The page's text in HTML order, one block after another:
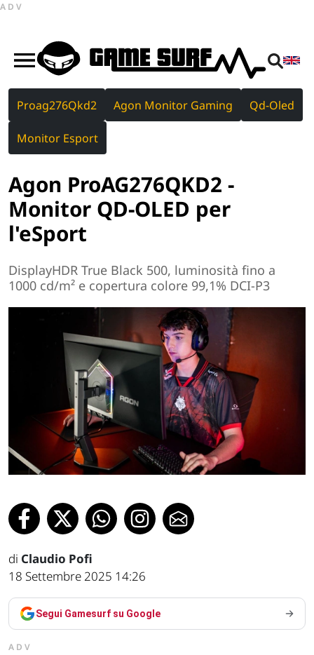
ADV
Proag276Qkd2 Agon Monitor Gaming Qd-Oled
Monitor Esport
Agon ProAG276QKD2 -
Monitor QD-OLED per
l'eSport
DisplayHDR True Black 500, luminosità fino a
1000 cd/m² e copertura colore 99,1% DCI-P3
di Claudio Pofi
18 Settembre 2025 14:26
Segui Gamesurf su Google
ADV